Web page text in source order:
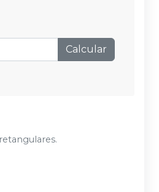
Calcular